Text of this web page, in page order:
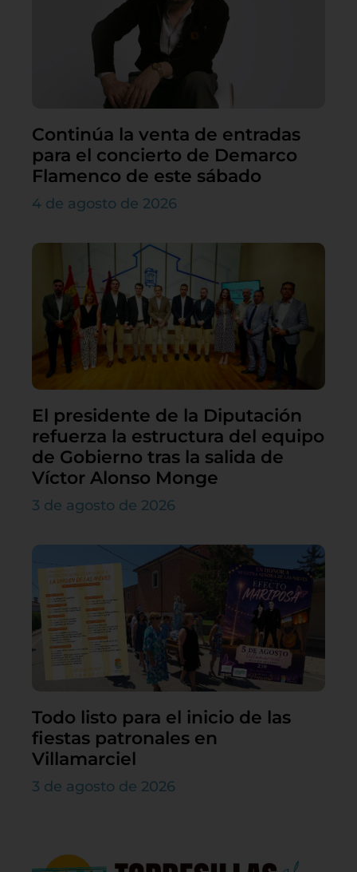
Continúa la venta de entradas
para el concierto de Demarco
Flamenco de este sábado
4 de agosto de 2026
El presidente de la Diputación
refuerza la estructura del equipo
de Gobierno tras la salida de
Víctor Alonso Monge
3 de agosto de 2026
Todo listo para el inicio de las
fiestas patronales en
Villamarciel
3 de agosto de 2026